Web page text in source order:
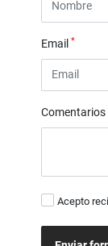
Email*
Comentarios
Acepto